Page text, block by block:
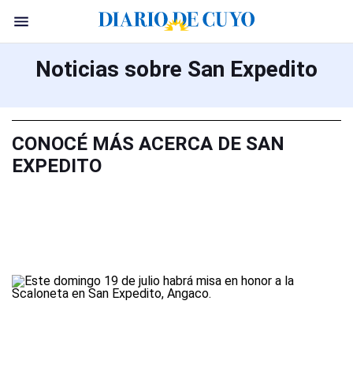
Noticias sobre San Expedito
CONOCÉ MÁS ACERCA DE SAN
EXPEDITO